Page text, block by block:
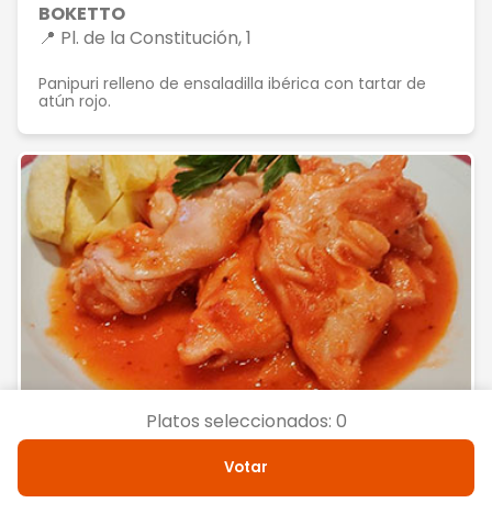
BOKETTO
📍 Pl. de la Constitución, 1
Panipuri relleno de ensaladilla ibérica con tartar de
atún rojo.
Platos seleccionados: 0
Votar